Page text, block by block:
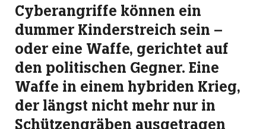
Cyberangriffe können ein
dummer Kinderstreich sein –
oder eine Waffe, gerichtet auf
den politischen Gegner. Eine
Waffe in einem hybriden Krieg,
der längst nicht mehr nur in
Schützengräben ausgetragen